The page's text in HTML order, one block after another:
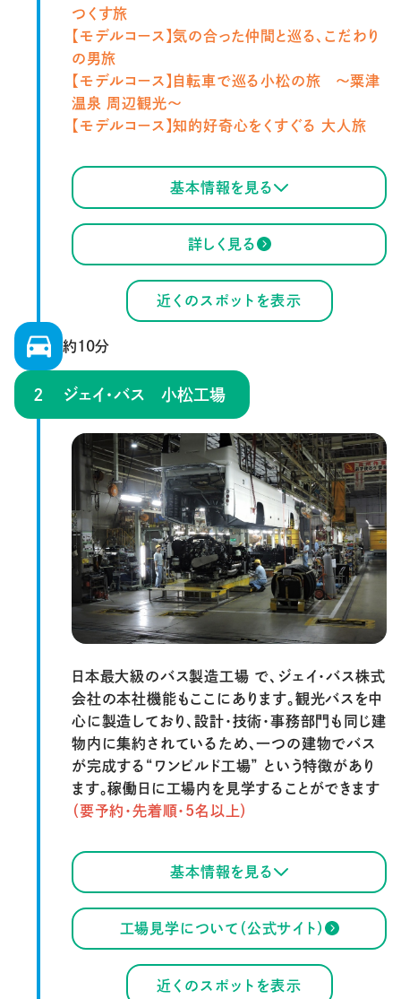
つくす旅
【モデルコース】気の合った仲間と巡る、こだわり
の男旅
【モデルコース】自転車で巡る小松の旅 ～粟津
温泉 周辺観光～
【モデルコース】知的好奇心をくすぐる 大人旅
基本情報を見る
詳しく見る
近くのスポットを表示
約10分
ジェイ・バス 小松工場
日本最大級のバス製造工場 で、ジェイ・バス株式
会社の本社機能もここにあります。観光バスを中
心に製造しており、設計・技術・事務部門も同じ建
物内に集約されているため、一つの建物でバス
が完成する“ワンビルド工場” という特徴があり
ます。稼働日に工場内を見学することができます
（要予約・先着順・5名以上）
基本情報を見る
工場見学について（公式サイト）
近くのスポットを表示